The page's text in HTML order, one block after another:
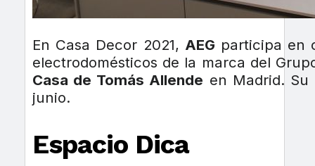
En Casa Decor 2021, AEG participa en
electrodomésticos de la marca del
Casa de Tomás Allende en Madrid.
junio.
Espacio Dica